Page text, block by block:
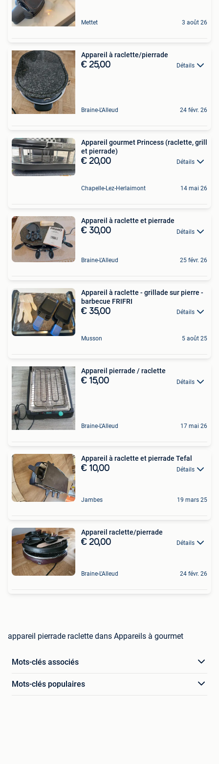
Mettet 3 août 26
Appareil à raclette/pierrade
€ 25,00 Détails
Braine-L'Alleud 24 févr. 26
Appareil gourmet Princess (raclette, grill
et pierrade)
€ 20,00 Détails
Chapelle-Lez-Herlaimont 14 mai 26
Appareil à raclette et pierrade
€ 30,00 Détails
Braine-L'Alleud 25 févr. 26
Appareil à raclette - grillade sur pierre -
barbecue FRIFRI
€ 35,00 Détails
Musson 5 août 25
Appareil pierrade / raclette
€ 15,00 Détails
Braine-L'Alleud 17 mai 26
Appareil à raclette et pierrade Tefal
€ 10,00 Détails
Jambes 19 mars 25
Appareil raclette/pierrade
€ 20,00 Détails
Braine-L'Alleud 24 févr. 26
appareil pierrade raclette dans Appareils à gourmet
Mots-clés associés
Mots-clés populaires